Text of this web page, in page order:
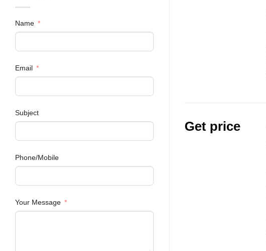
Name
Email
Subject
Phone/Mobile
Your Message
Get price